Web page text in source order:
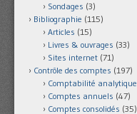
Sondages (3)
Bibliographie (115)
Articles (15)
Livres & ouvrages (33)
Sites internet (71)
Contrôle des comptes (197)
Comptabilité analytique
Comptes annuels (47)
Comptes consolidés (35)